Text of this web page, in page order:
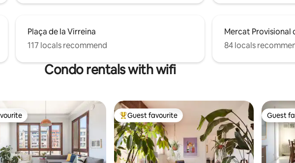
Plaça de la Virreina
117 locals recommend
Mercat Provisional
84 locals
Condo rentals with wifi
Top guest favourite
Guest favourite Guest
Guest